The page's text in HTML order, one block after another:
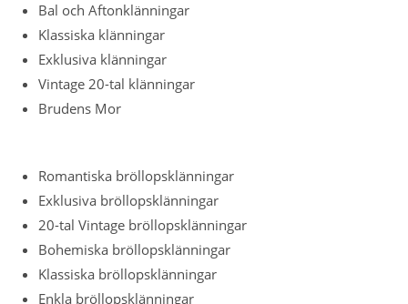
Bal och Aftonklänningar
Klassiska klänningar
Exklusiva klänningar
Vintage 20-tal klänningar
Brudens Mor
Romantiska bröllopsklänningar
Exklusiva bröllopsklänningar
20-tal Vintage bröllopsklänningar
Bohemiska bröllopsklänningar
Klassiska bröllopsklänningar
Enkla bröllopsklänningar